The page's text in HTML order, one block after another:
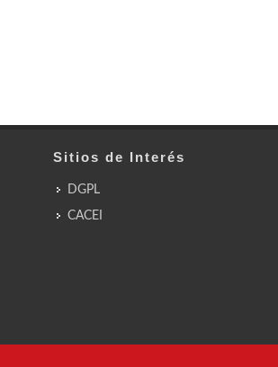
Sitios de Interés
DGPL
CACEI